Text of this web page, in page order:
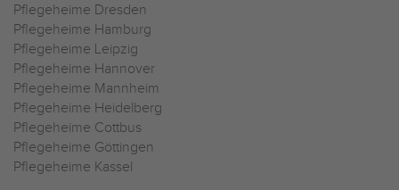
Pflegeheime Dresden
Pflegeheime Hamburg
Pflegeheime Leipzig
Pflegeheime Hannover
Pflegeheime Mannheim
Pflegeheime Heidelberg
Pflegeheime Cottbus
Pflegeheime Göttingen
Pflegeheime Kassel